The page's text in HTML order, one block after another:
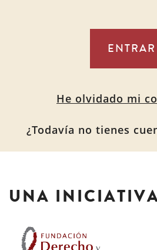
Alternative:He olvidado mi
¿Todavía no tienes
UNA